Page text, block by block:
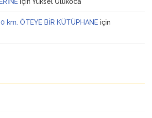
km. ÖTEYE BİR KÜTÜPHANE için